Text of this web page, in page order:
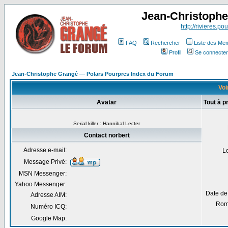
Jean-
http://
FAQ Rechercher
Liste des
Profil
Se
Jean-Christophe Grangé — Polars Pourpres Index du Forum
Avatar Tout à
Serial killer : Hannibal Lecter
Date
Contact norbert
Adresse e-mail:
Message Privé:
MSN Messenger:
Yahoo Messenger:
Adresse AIM:
Numéro ICQ:
Google Map: